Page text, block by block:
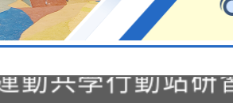
學年度第2次
結果公告(無人
動共學行動站研